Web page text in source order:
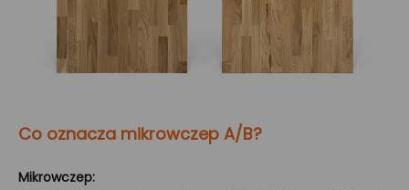
Co oznacza mikrowczep A/B?
Mikrowczep: